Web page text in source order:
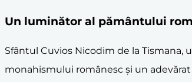
Un luminător al pământului
Sfântul Cuvios Nicodim de la
monahismului românesc și un adevărat